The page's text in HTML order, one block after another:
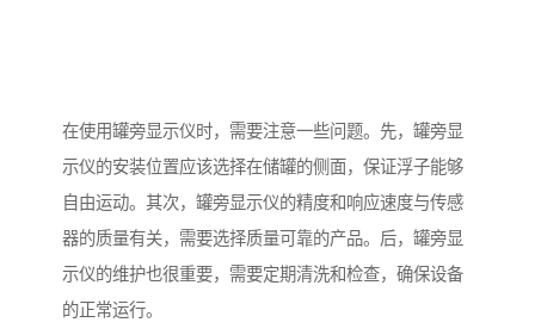
在使用罐旁显示仪时，需要注意一些问题。先，罐旁显
示仪的安装位置应该选择在储罐的侧面，保证浮子能够
自由运动。其次，罐旁显示仪的精度和响应速度与传感
器的质量有关，需要选择质量可靠的产品。后，罐旁显
示仪的维护也很重要，需要定期清洗和检查，确保设备
的正常运行。